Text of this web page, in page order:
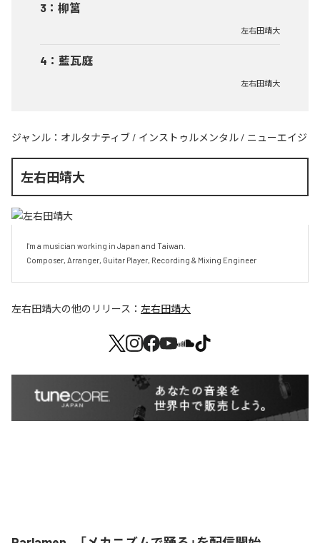
3 ： 柳筥
左右田靖大
4 ： 藍瓦庭
左右田靖大
ジャンル： オルタナティブ / インストゥルメンタル / ニューエイジ
左右田靖大
I'm a musician working in Japan and Taiwan.
Composer, Arranger, Guitar Player, Recording & Mixing Engineer
左右田靖大の他のリリース： 左右田靖大